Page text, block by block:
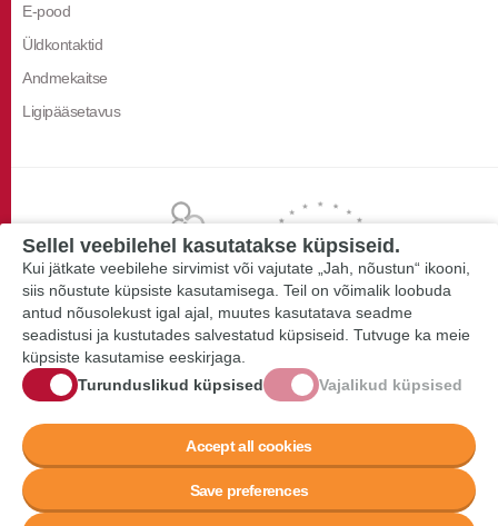
E-pood
Üldkontaktid
Andmekaitse
Ligipääsetavus
Sellel veebilehel kasutatakse küpsiseid.
Kui jätkate veebilehe sirvimist või vajutate „Jah, nõustun“ ikooni,
siis nõustute küpsiste kasutamisega. Teil on võimalik loobuda
antud nõusolekust igal ajal, muutes kasutatava seadme
seadistusi ja kustutades salvestatud küpsiseid. Tutvuge ka meie
küpsiste kasutamise eeskirjaga.
Turunduslikud küpsised
Vajalikud küpsised
Accept all cookies
Save preferences